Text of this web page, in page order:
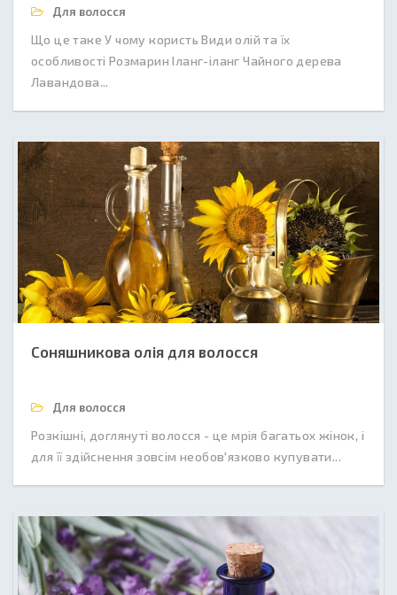
Для волосся
Що це таке У чому користь Види олій та їх
особливості Розмарин Іланг-іланг Чайного дерева
Лавандова...
Соняшникова олія для волосся
Для волосся
Розкішні, доглянуті волосся - це мрія багатьох жінок, і
для її здійснення зовсім необов'язково купувати...